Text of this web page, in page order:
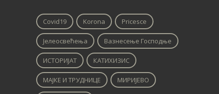
Covid19 Korona Pricesce
Јелеосвећења Вазнесење Господње
ИСТОРИЈАТ КАТИХИЗИС
МАЈКЕ И ТРУДНИЦЕ МИРИЈЕВО